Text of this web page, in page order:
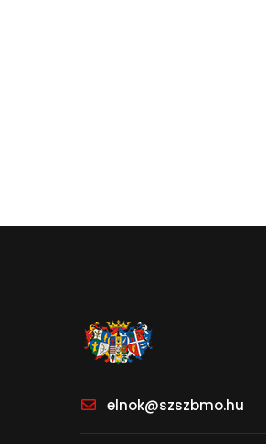
elnok@szszbmo.hu